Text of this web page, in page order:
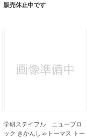
販売休止中です
学研ステイフル ニューブロ
ック きかんしゃトーマス トー